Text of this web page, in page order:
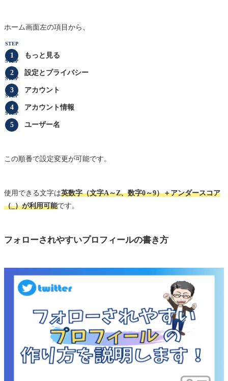
ホーム画面左の項目から、
STEP
もっと見る
STEP
設定とプライバシー
STEP
アカウント
STEP
アカウント情報
STEP
ユーザー名
この順番で設定変更が可能です。
使用できる文字は英数字（文字A～Z、数字0～9）＋アンダースコア
（_）が利用可能です。
フォローされやすいプロフィールの書き方